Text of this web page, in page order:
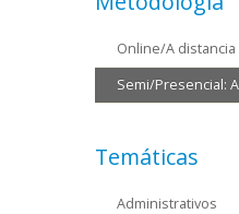
Online/A distancia
Semi/Presencial:
Temáticas
Administrativos